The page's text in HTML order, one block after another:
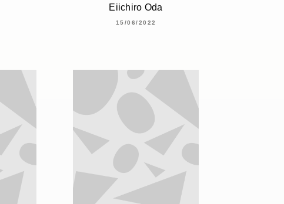
Eiichiro Oda
15/06/2022